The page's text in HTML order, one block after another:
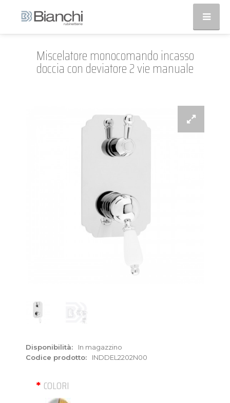
Miscelatore monocomando incasso
doccia con deviatore 2 vie manuale
Disponibilità:
In magazzino
Codice prodotto:
INDDEL2202N00
COLORI